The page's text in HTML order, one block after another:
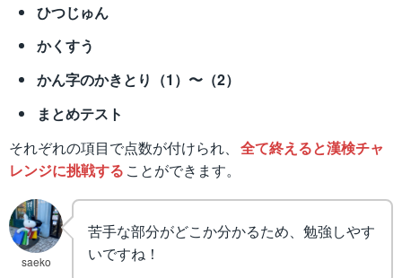
ひつじゅん
かくすう
かん字のかきとり（1）〜（2）
まとめテスト
それぞれの項目で点数が付けられ、 全て終えると漢検チャ
レンジに挑戦する ことができます。
saeko
苦手な部分がどこか分かるため、勉強しやす
いですね！